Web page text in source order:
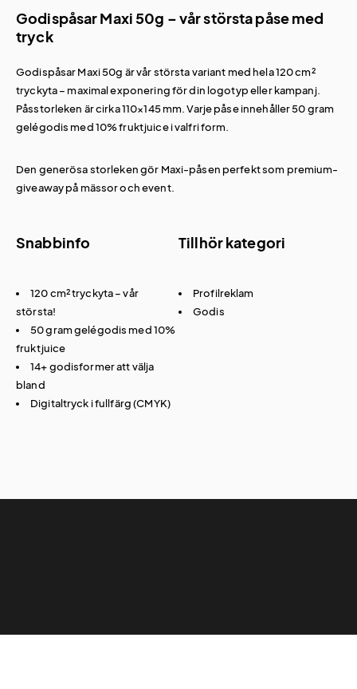
Godispåsar Maxi 50g – vår största påse med
tryck
Godispåsar Maxi 50g är vår största variant med hela 120 cm²
tryckyta – maximal exponering för din logotyp eller kampanj.
Påsstorleken är cirka 110×145 mm. Varje påse innehåller 50 gram
gelégodis med 10% fruktjuice i valfri form.
Den generösa storleken gör Maxi-påsen perfekt som premium-
giveaway på mässoroch event.
Snabbinfo
120 cm² tryckyta – vår
största!
50 gram gelégodis med 10%
fruktjuice
14+ godisformer att välja
bland
Digitaltryck i fullfärg (CMYK)
Tillhör kategori
Profilreklam
Godis